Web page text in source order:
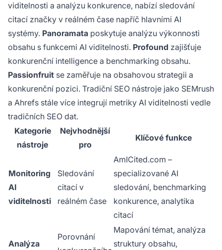
viditelnosti a analýzu konkurence, nabízí sledování
citací značky v reálném čase napříč hlavními AI
systémy. Panoramata poskytuje analýzu výkonnosti
obsahu s funkcemi AI viditelnosti. Profound zajišťuje
konkurenční intelligence a benchmarking obsahu.
Passionfruit se zaměřuje na obsahovou strategii a
konkurenční pozici. Tradiční SEO nástroje jako SEMrush
a Ahrefs stále více integrují metriky AI viditelnosti vedle
tradičních SEO dat.
Kategorie
nástroje
Nejvhodnější
pro
Klíčové funkce
Monitoring
AI
viditelnosti
Sledování
citací v
reálném čase
AmICited.com –
specializované AI
sledování, benchmarking
konkurence, analytika
citací
Analýza
Porovnání
Mapování témat, analýza
struktury obsahu,